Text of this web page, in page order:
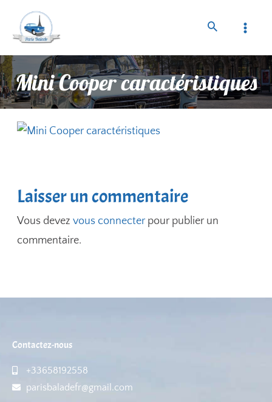
Mini Cooper caractéristiques
Laisser un commentaire
Vous devezvous connecterpour publier un
commentaire.
Contactez-nous
+33658192558
parisbaladefr@gmail.com